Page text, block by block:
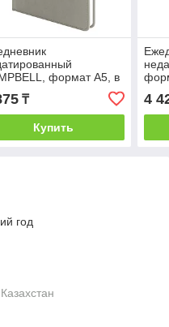
формат А5, в
Серый, -, 24605
₸
Купить
4
год